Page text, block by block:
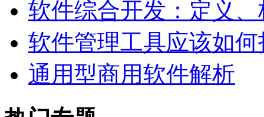
软件综合开发：定义
软件管理工具应该如
通用型商用软件解析